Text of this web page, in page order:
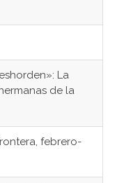
La
de la
febrero-